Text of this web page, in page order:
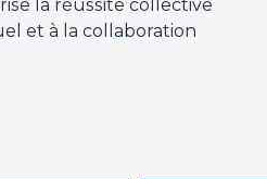
la réussite collective
et à la collaboration